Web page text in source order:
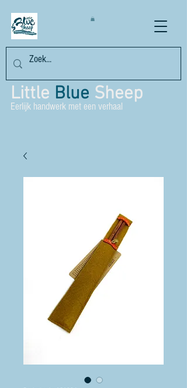
Little Blue Sheep
Eerlijk handwerk met een verhaal